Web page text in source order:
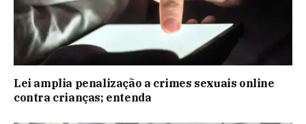
Lei amplia penalização a crimes sexuais online
contra crianças; entenda